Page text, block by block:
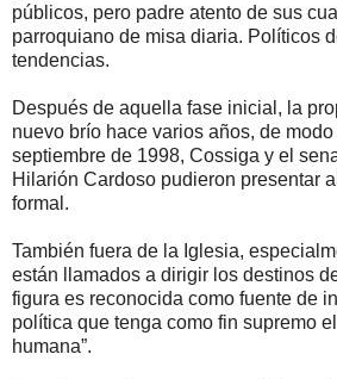
públicos, pero padre atento de sus
parroquiano de misa diaria. Políticos
tendencias.
Después de aquella fase inicial, la
nuevo brío hace varios años, de
septiembre de 1998, Cossiga y el
Hilarión Cardoso pudieron presentar
formal.
También fuera de la Iglesia,
están llamados a dirigir los destinos
figura es reconocida como fuente de
política que tenga como fin supremo
humana”.